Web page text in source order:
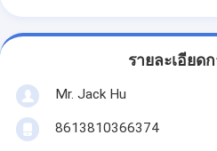
รายละเอียด
Mr. Jack Hu
8613810366374